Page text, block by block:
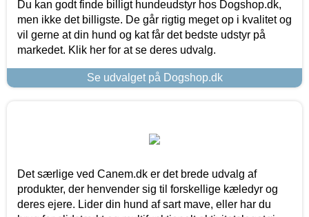
Du kan godt finde billigt hundeudstyr hos Dogshop.dk,
men ikke det billigste. De går rigtig meget op i kvalitet og
vil gerne at din hund og kat får det bedste udstyr på
markedet. Klik her for at se deres udvalg.
Se udvalget på Dogshop.dk
Det særlige ved Canem.dk er det brede udvalg af
produkter, der henvender sig til forskellige kæledyr og
deres ejere. Lider din hund af sart mave, eller har du